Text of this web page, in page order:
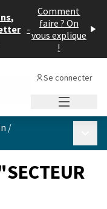
-
Comment
faire ? On
vous explique
!
Se connecter
/